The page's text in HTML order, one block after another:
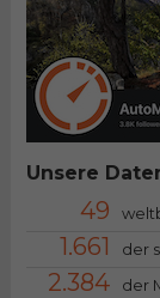
Unsere
49
1.661 der
2.384 der